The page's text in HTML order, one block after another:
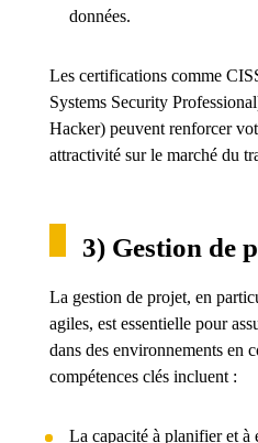
données.
Les certifications comme
Systems Security
Hacker) peuvent renforcer
attractivité sur le marché du
3) Gestion de
La gestion de projet, en
agiles, est essentielle pour
dans des environnements en
compétences clés incluent :
La capacité à planifier et à